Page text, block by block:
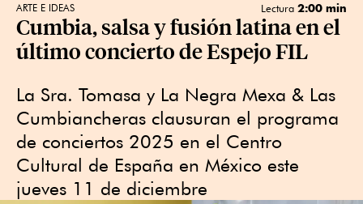
ARTE E IDEAS Lectura 2:00 min
Cumbia, salsa y fusión latina en el
último concierto de Espejo FIL
La Sra. Tomasa y La Negra Mexa & Las
Cumbiancheras clausuran el programa
de conciertos 2025 en el Centro
Cultural de España en México este
jueves 11 de diciembre